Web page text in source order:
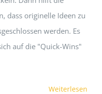
dass originelle Ideen zu
werden. Es
auf die "Quick-Wins"
Weiterlesen